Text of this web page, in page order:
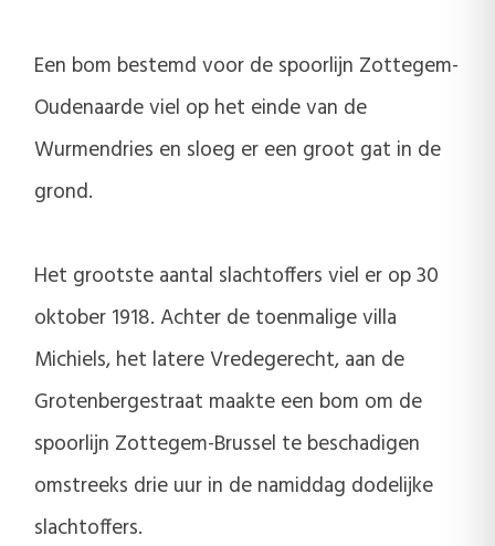
Een bom bestemd voor de spoorlijn Zottegem-
Oudenaarde viel op het einde van de
Wurmendries en sloeg er een groot gat in de
grond.
Het grootste aantal slachtoffers viel er op 30
oktober 1918. Achter de toenmalige villa
Michiels, het latere Vredegerecht, aan de
Grotenbergestraat maakte een bom om de
spoorlijn Zottegem-Brussel te beschadigen
omstreeks drie uur in de namiddag dodelijke
slachtoffers.